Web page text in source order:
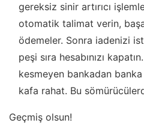
gereksiz sinir artırıcı
otomatik talimat verin,
ödemeler. Sonra iadenizi
peşi sıra hesabınızı
kesmeyen bankadan banka
kafa rahat. Bu
Geçmiş olsun!